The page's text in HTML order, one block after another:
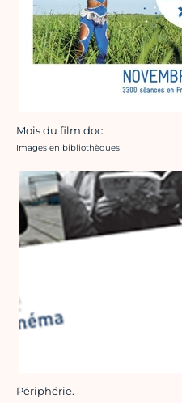
Mois du film doc
Crédit photo :
Images en bibliothèques
Périphérie.